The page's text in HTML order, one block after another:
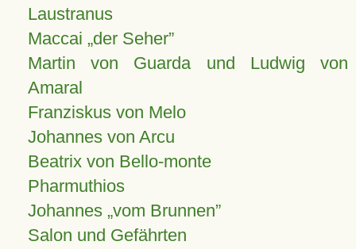
Laustranus
Maccai „der Seher”
Martin von Guarda und Ludwig von
Amaral
Franziskus von Melo
Johannes von Arcu
Beatrix von Bello-monte
Pharmuthios
Johannes vom Brunnen
Salon und Gefährten